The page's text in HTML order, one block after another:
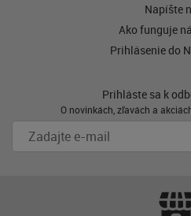
Napíšte
Ako funguje
Prihlásenie do
Prihláste sa k
O novinkách, zľavách a